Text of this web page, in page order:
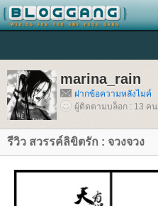
marina_rain
ฝากข้อความหลังไมค์
ผู้ติดตามบล็อก : 13 คน
รีวิว สวรรค์ลิขิตรัก : จวงจวง